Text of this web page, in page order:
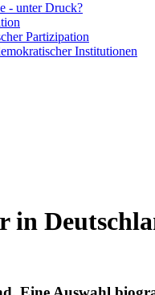
- unter Druck?
Partizipation
Institutionen
in